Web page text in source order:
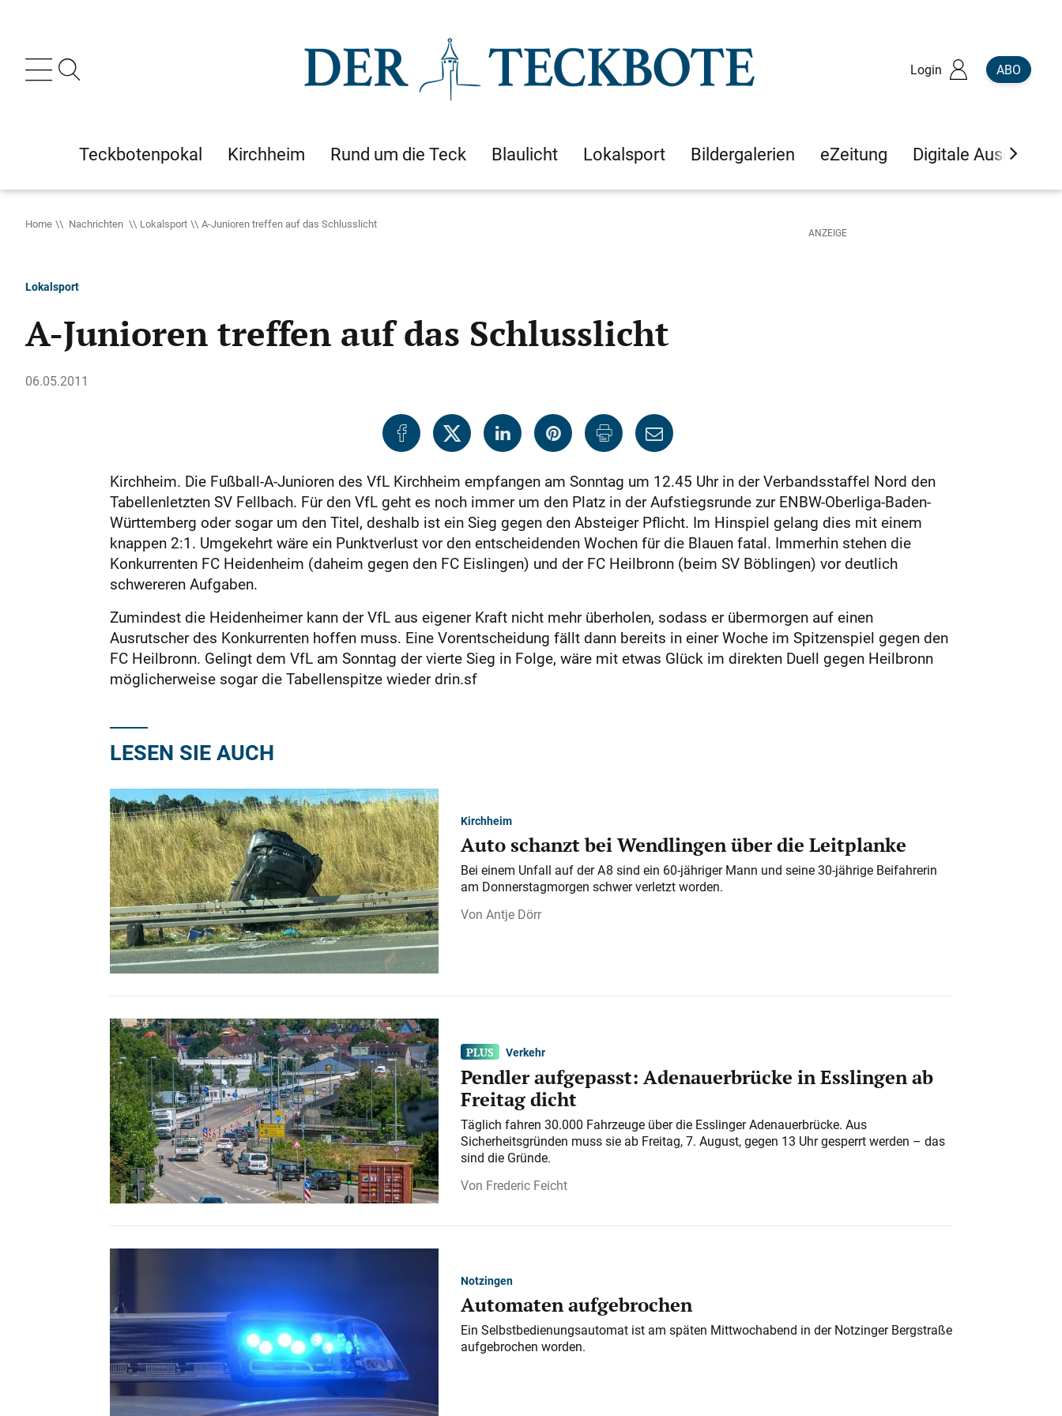
Login ABO
Teckbotenpokal Kirchheim Rund um die Teck Blaulicht Lokalsport Bildergalerien eZeitung Digitale Ausgaben
Home Nachrichten Lokalsport A-Junioren treffen auf das Schlusslicht
Lokalsport
A-Junioren treffen auf das Schlusslicht
06.05.2011
Kirchheim. Die Fußball-A-Junioren des VfL Kirchheim empfangen am Sonntag um 12.45 Uhr in der Verbandsstaffel Nord den
Tabellenletzten SV Fellbach. Für den VfL geht es noch immer um den Platz in der Aufstiegsrunde zur ENBW-Oberliga-Baden-
Württemberg oder sogar um den Titel, deshalb ist ein Sieg gegen den Absteiger Pflicht. Im Hinspiel gelang dies mit einem
knappen 2:1. Umgekehrt wäre ein Punktverlust vor den entscheidenden Wochen für die Blauen fatal. Immerhin stehen die
Konkurrenten FC Heidenheim (daheim gegen den FC Eislingen) und der FC Heilbronn (beim SV Böblingen) vor deutlich
schwereren Aufgaben.
Zumindest die Heidenheimer kann der VfL aus eigener Kraft nicht mehr überholen, sodass er übermorgen auf einen
Ausrutscher des Konkurrenten hoffen muss. Eine Vor­entscheidung fällt dann bereits in einer Woche im Spitzenspiel gegen den
FC Heilbronn. Gelingt dem VfL am Sonntag der vierte Sieg in Folge, ­wäre mit etwas Glück im direkten Duell gegen Heilbronn
möglicherweise sogar die Tabellenspitze wieder drin.sf
LESEN SIE AUCH
Kirchheim
Auto schanzt bei Wendlingen über die Leitplanke
Bei einem Unfall auf der A 8 sind ein 60-jähriger Mann und seine 30-jährige Beifahrerin
am Donnerstagmorgen schwer verletzt worden.
Antje Dörr
Verkehr
Pendler aufgepasst: Adenauerbrücke in Esslingen ab
Freitag dicht
Täglich fahren 30.000 Fahrzeuge über die Esslinger Adenauerbrücke. Aus
Sicherheitsgründen muss sie ab Freitag, 7. August, gegen 13 Uhr gesperrt werden – das
sind die Gründe.
Frederic Feicht
Notzingen
Automaten aufgebrochen
Ein Selbstbedienungsautomat ist am späten Mittwochabend in der Notzinger Bergstraße
aufgebrochen worden.